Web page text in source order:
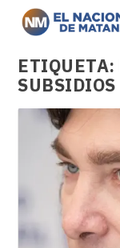
ETIQUETA:
SUBSIDIOS